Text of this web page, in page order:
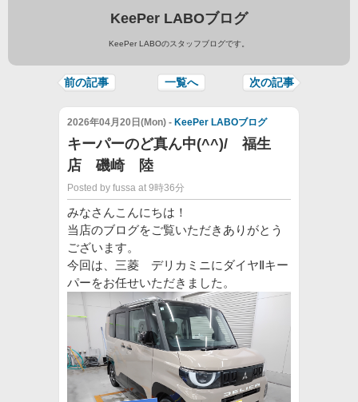
KeePer LABOブログ
KeePer LABOのスタッフブログです。
前の記事 一覧へ 次の記事
2026年04月20日(Mon) - KeePer LABOブログ
キーパーのど真ん中(^^)/ 福生
店 磯崎 陸
Posted by fussa at 9時36分
みなさんこんにちは！
当店のブログをご覧いただきありがとう
ございます。
今回は、三菱 デリカミニにダイヤⅡキー
パーをお任せいただきました。